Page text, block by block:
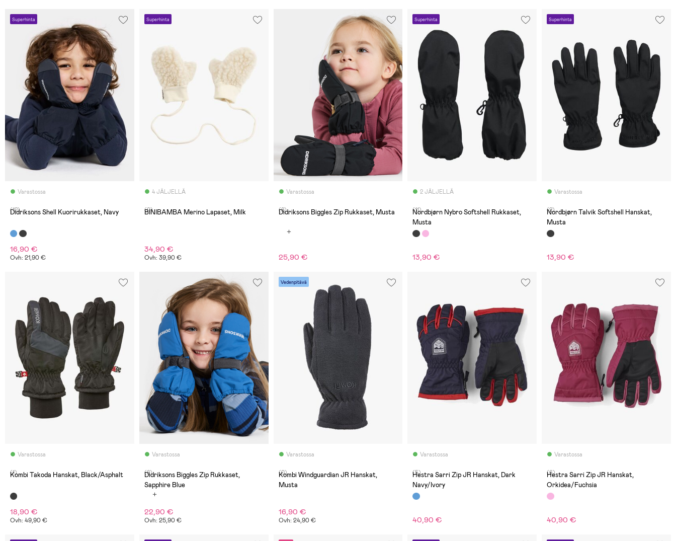
Superhinta
Varastossa
(12)
Didriksons Shell Kuorirukkaset, Navy
16,90 €
Ovh: 21,90 €
Superhinta
4 JÄLJELLÄ
(0)
BINIBAMBA Merino Lapaset, Milk
34,90 €
Ovh: 39,90 €
Varastossa
(8)
Didriksons Biggles Zip Rukkaset, Musta
25,90 €
Superhinta
2 JÄLJELLÄ
(11)
Nordbjørn Nybro Softshell Rukkaset,
Musta
13,90 €
Superhinta
Varastossa
(2)
Nordbjørn Talvik Softshell Hanskat,
Musta
13,90 €
Varastossa
(1)
Kombi Takoda Hanskat, Black/Asphalt
18,90 €
Ovh: 49,90 €
Varastossa
(8)
Didriksons Biggles Zip Rukkaset,
Sapphire Blue
22,90 €
Ovh: 25,90 €
Vedenpitävä
Varastossa
(0)
Kombi Windguardian JR Hanskat,
Musta
16,90 €
Ovh: 24,90 €
Varastossa
(5)
Hestra Sarri Zip JR Hanskat, Dark
Navy/Ivory
40,90 €
Varastossa
(6)
Hestra Sarri Zip JR Hanskat,
Orkidea/Fuchsia
40,90 €